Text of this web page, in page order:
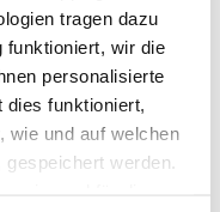
tragen dazu
funktioniert, wir die
personalisierte
funktioniert,
wie und auf welchen
werden.